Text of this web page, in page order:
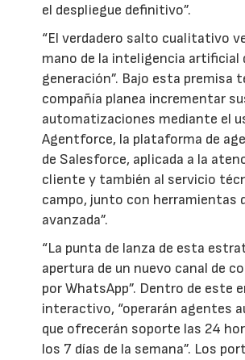
el despliegue definitivo”.
“El verdadero salto cualitativo
mano de la inteligencia artificial
generación”. Bajo esta premisa
compañía planea incrementar
automatizaciones mediante el
Agentforce, la plataforma de
de Salesforce, aplicada a la
cliente y también al servicio
campo, junto con herramientas
avanzada”.
“La punta de lanza de esta
apertura de un nuevo canal de
por WhatsApp”. Dentro de este
interactivo, “operarán agentes
que ofrecerán soporte las 24
los 7 días de la semana”. Los